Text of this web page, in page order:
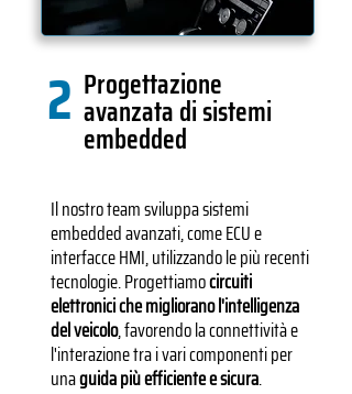
2 Progettazione
avanzata di sistemi
embedded
Il nostro team sviluppa sistemi
embedded avanzati, come ECU e
interfacce HMI, utilizzando le più recenti
tecnologie. Progettiamocircuiti
elettronici che migliorano l'intelligenza
del veicolo, favorendo la connettività e
l'interazione tra i vari componenti per
unaguida più efficiente e sicura.